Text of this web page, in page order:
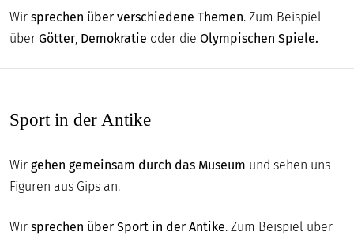
Wir sprechen über verschiedene Themen. Zum Beispiel
über Götter, Demokratie oder die Olympischen Spiele.
Sport in der Antike
Wir gehen gemeinsam durch das Museum und sehen uns
Figuren aus Gips an.
Wir sprechen über Sport in der Antike. Zum Beispiel über